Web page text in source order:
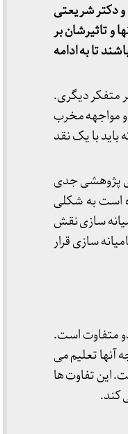
دکتر شریعتی
و تاثیرشان بر
تا به ادامه
متفکر دیگری.
و مواجهه مخرب
با یک نقد
پژوهشی جدی
است به شکلی
سازی نقش
سازی قرار
متفاوت است.
تعلیم می
این تفاوت ها
کند.